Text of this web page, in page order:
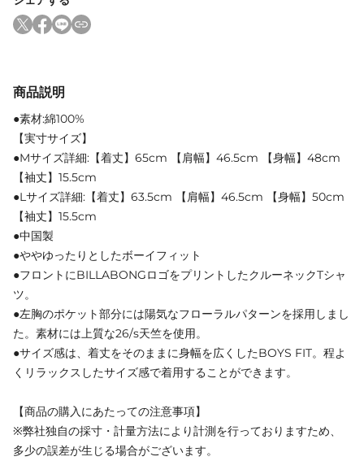
商品説明
●素材:綿100%
【実寸サイズ】
●Mサイズ詳細:【着丈】65cm 【肩幅】46.5cm 【身幅】48cm
【袖丈】15.5cm
●Lサイズ詳細:【着丈】63.5cm 【肩幅】46.5cm 【身幅】50cm
【袖丈】15.5cm
●中国製
●ややゆったりとしたボーイフィット
●フロントにBILLABONGロゴをプリントしたクルーネックTシャ
ツ。
●左胸のポケット部分には陽気なフローラルパターンを採用しまし
た。素材には上質な26/s天竺を使用。
●サイズ感は、着丈をそのままに身幅を広くしたBOYS FIT。程よ
くリラックスしたサイズ感で着用することができます。
【商品の購入にあたっての注意事項】
※弊社独自の採寸・計量方法により計測を行っておりますため、
多少の誤差が生じる場合がございます。